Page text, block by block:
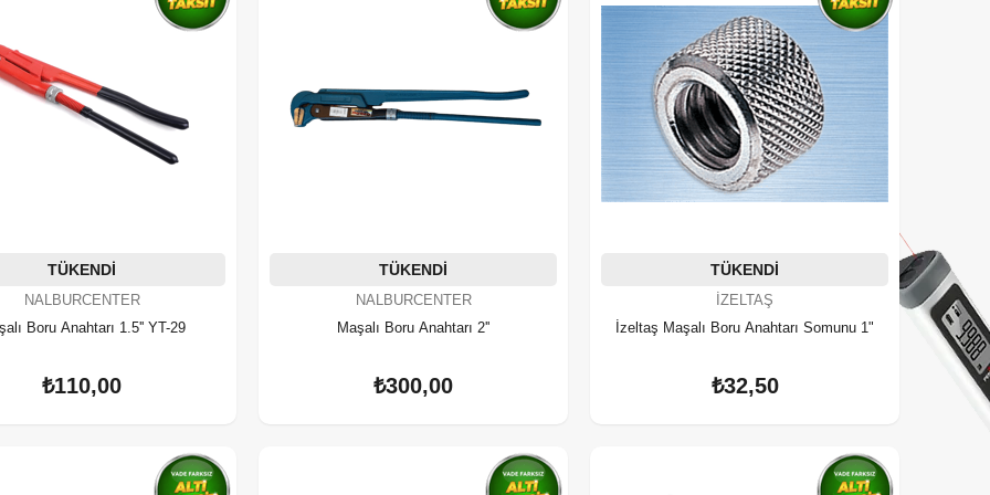
TÜKENDI
NALBURCENTER
Boru Anahtarı 1.5'' YT-29
₺110,00
TÜKENDI
NALBURCENTER
Maşalı Boru Anahtarı 2''
₺300,00
TÜKENDI
İZELTAŞ
İzeltaş Maşalı Boru Anahtarı Somunu 1"
₺32,50